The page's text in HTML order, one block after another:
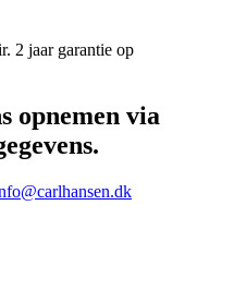
2 jaar garantie op
opnemen via